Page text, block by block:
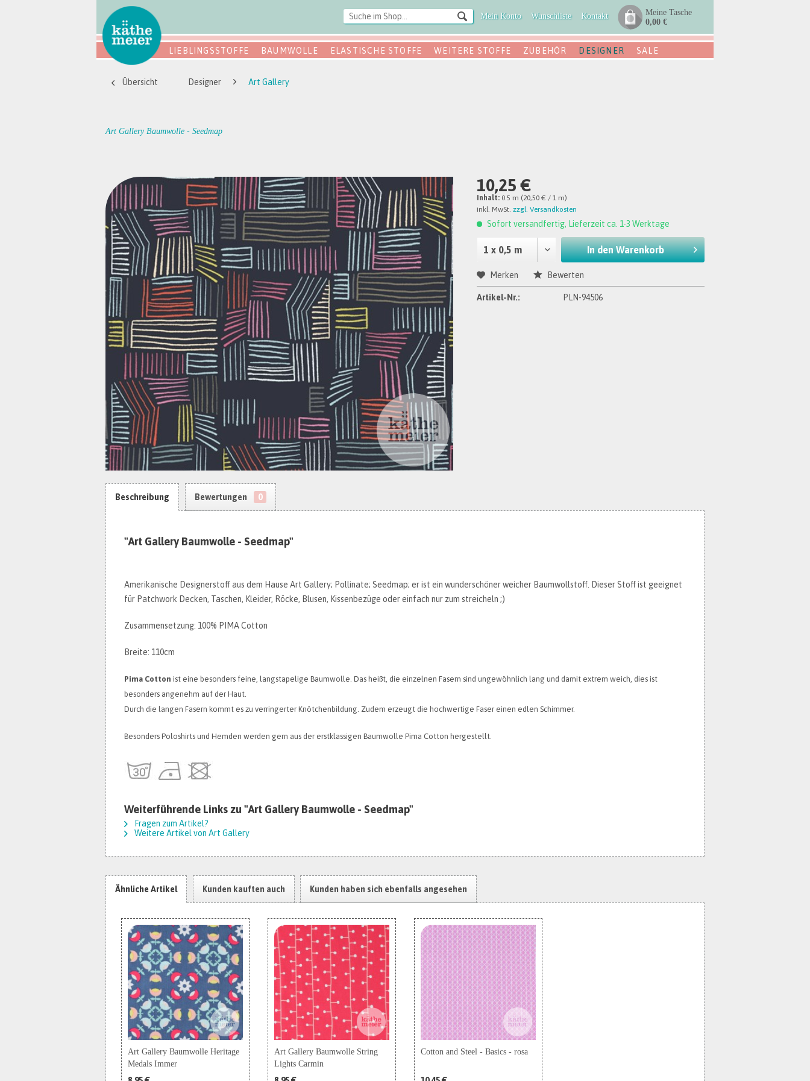
Mein Konto Wunschliste Kontakt
Meine Tasche
0,00 €
LIEBLINGSSTOFFE BAUMWOLLE ELASTISCHE STOFFE WEITERE STOFFE ZUBEHÖR DESIGNER SALE
Übersicht Designer Art Gallery
Art Gallery Baumwolle - Seedmap
10,25 €
Inhalt: 0.5 m (20,50 € / 1 m)
inkl. MwSt.zzgl. Versandkosten
Sofort versandfertig, Lieferzeit ca. 1-3 Werktage
In den Warenkorb
Merken Bewerten
Artikel-Nr.: PLN-94506
Beschreibung Bewertungen 0
"Art Gallery Baumwolle - Seedmap"
Amerikanische Designerstoff aus dem Hause Art Gallery; Pollinate; Seedmap; er ist ein wunderschöner weicher Baumwollstoff. Dieser Stoff ist geeignet
für Patchwork Decken, Taschen, Kleider, Röcke, Blusen, Kissenbezüge oder einfach nur zum streicheln ;)
Zusammensetzung: 100% PIMA Cotton
Breite: 110cm
Pima Cotton ist eine besonders feine, langstapelige Baumwolle. Das heißt, die einzelnen Fasern sind ungewöhnlich lang und damit extrem weich, dies ist
besonders angenehm auf der Haut.
Durch die langen Fasern kommt es zu verringerter Knötchenbildung. Zudem erzeugt die hochwertige Faser einen edlen Schimmer.
Besonders Poloshirts und Hemden werden gern aus der erstklassigen Baumwolle Pima Cotton hergestellt.
Weiterführende Links zu "Art Gallery Baumwolle - Seedmap"
Fragen zum Artikel?
Weitere Artikel von Art Gallery
Ähnliche Artikel Kunden kauften auch Kunden haben sich ebenfalls angesehen
Art Gallery Baumwolle Heritage
Medals Immer
Art Gallery Baumwolle String
Lights Carmin
Cotton and Steel - Basics - rosa